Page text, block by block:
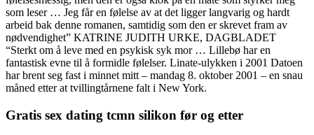
som leser … Jeg får en følelse av at det ligger langvarig og hardt
arbeid bak denne romanen, samtidig som den er skrevet fram av
nødvendighet” KATRINE JUDITH URKE, DAGBLADET
“Sterkt om å leve med en psykisk syk mor … Lillebø har en
fantastisk evne til å formidle følelser. Linate-ulykken i 2001 Datoen
har brent seg fast i minnet mitt – mandag 8. oktober 2001 – en snau
måned etter at tvillingtårnene falt i New York.
Gratis sex dating tcmn silikon før og etter